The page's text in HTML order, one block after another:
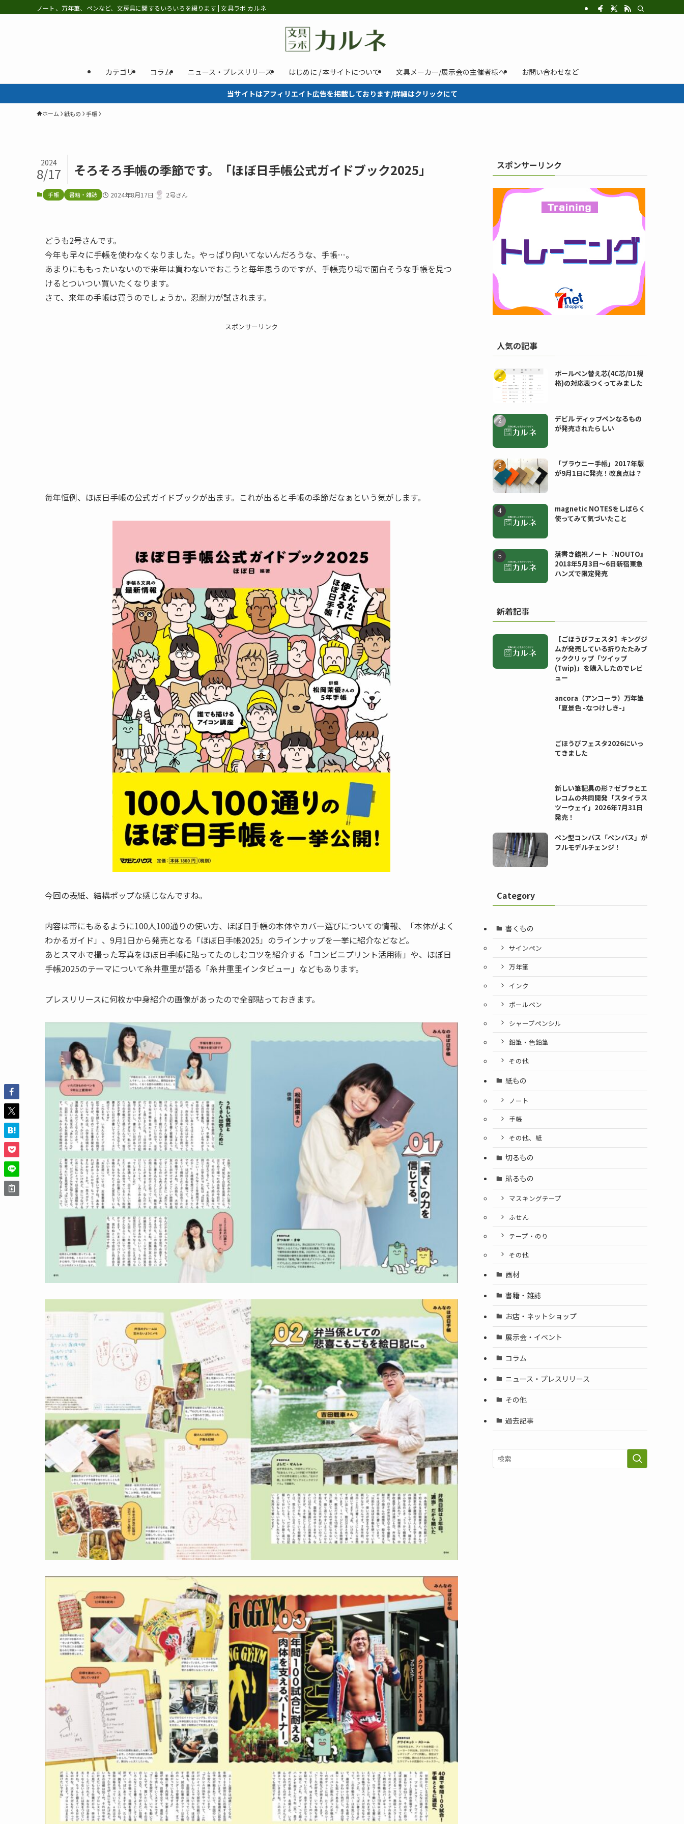
ノート、万年筆、ペンなど、文房具に関するいろいろを綴ります | 文具ラボ カルネ
カテゴリ コラム ニュース・プレスリリース はじめに / 本サイトについて 文具メーカー/展示会の主催者様へ お問い合わせなど
当サイトはアフィリエイト広告を掲載しております/詳細はクリックにて
ホーム 紙もの 手帳
そろそろ手帳の季節です。「ほぼ日手帳公式ガイドブック2025」
2024
8/17
手帳 書籍・雑誌 2024年8月17日 2号さん
どうも2号さんです。
今年も早々に手帳を使わなくなりました。やっぱり向いてないんだろうな、手帳…。
あまりにももったいないので来年は買わないでおこうと毎年思うのですが、手帳売り場で面白そうな手帳を見つ
けるとついつい買いたくなります。
さて、来年の手帳は買うのでしょうか。忍耐力が試されます。
スポンサーリンク
毎年恒例、ほぼ日手帳の公式ガイドブックが出ます。これが出ると手帳の季節だなぁという気がします。
今回の表紙、結構ポップな感じなんですね。
内容は帯にもあるように100人100通りの使い方、ほぼ日手帳の本体やカバー選びについての情報、「本体がよく
わかるガイド」、9月1日から発売となる「ほぼ日手帳2025」のラインナップを一挙に紹介などなど。
あとスマホで撮った写真をほぼ日手帳に貼ってたのしむコツを紹介する「コンビニプリント活用術」や、ほぼ日
手帳2025のテーマについて糸井重里が語る「糸井重里インタビュー」などもあります。
プレスリリースに何枚か中身紹介の画像があったので全部貼っておきます。
スポンサーリンク
人気の記事
ボールペン替え芯(4C芯/D1規
格)の対応表つくってみました
デビル ディップペンなるもの
が発売されたらしい
「ブラウニー手帳」2017年版
が9月1日に発売！改良点は？
magnetic NOTESをしばらく
使ってみて気づいたこと
落書き錯視ノート『NOUTO』
2018年5月3日〜6日新宿東急
ハンズで限定発売
新着記事
【ごほうびフェスタ】キングジ
ムが発売している折りたたみブ
ッククリップ「ツイップ
(Twip)」を購入したのでレビ
ュー
ancora（アンコーラ）万年筆
「夏景色 -なつけしき-」
ごほうびフェスタ2026にいっ
てきました
新しい筆記具の形？ゼブラとエ
レコムの共同開発「スタイラス
ツーウェイ」2026年7月31日
発売！
ペン型コンパス「ペンパス」が
フルモデルチェンジ！
Category
書くもの
サインペン
万年筆
インク
ボールペン
シャープペンシル
鉛筆・色鉛筆
その他
紙もの
ノート
手帳
その他、紙
切るもの
貼るもの
マスキングテープ
ふせん
テープ・のり
その他
画材
書籍・雑誌
お店・ネットショップ
展示会・イベント
コラム
ニュース・プレスリリース
その他
過去記事